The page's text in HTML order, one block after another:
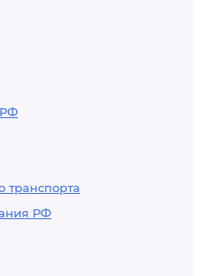
РФ
транспорта
РФ